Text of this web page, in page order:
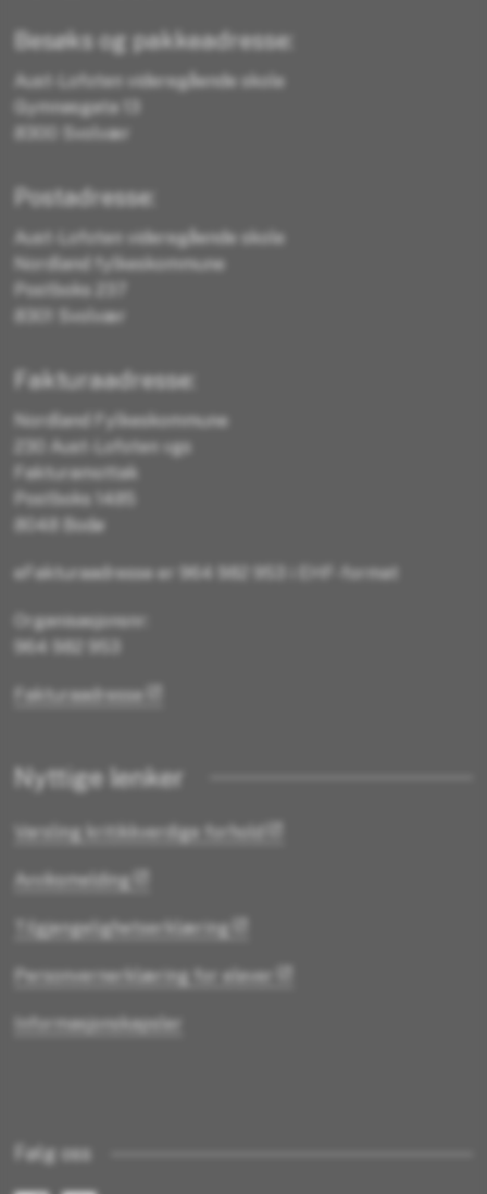
Besøks og pakkeadresse:
Aust-Lofoten videregående skole
Gymnasgata 13
8300 Svolvær
Postadresse:
Aust-Lofoten videregående skole
Nordland fylkeskommune
Postboks 237
8301 Svolvær
Fakturaadresse:
Nordland Fylkeskommune
230 Aust-Lofoten vgs
Fakturamottak
Postboks 1485
8048 Bodø
eFakturaadresse er 964 982 953 i EHF-format
Organisasjonsnr:
964 982 953
Fakturaadresse
Nyttige lenker
Varsling kritikkverdige forhold
Avviksmelding
Tilgjengelighetserklæring
Personvernerklæring for elever
Informasjonskapsler
Følg oss